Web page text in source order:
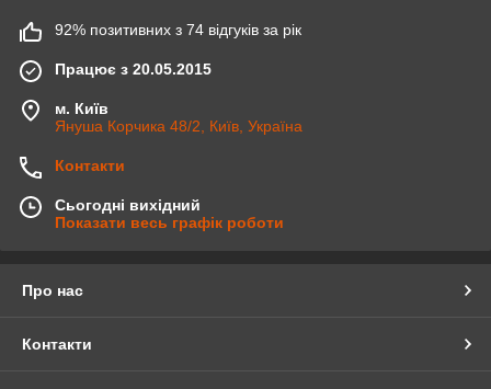
92% позитивних з 74 відгуків за рік
Працює з 20.05.2015
м. Київ
Януша Корчика 48/2, Київ, Україна
Контакти
Сьогодні вихідний
Показати весь графік роботи
Про нас
Контакти